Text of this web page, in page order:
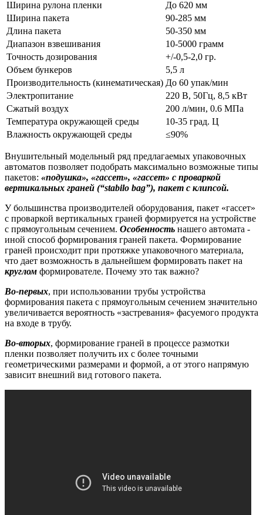
Ширина рулона пленки
До 620 мм
Ширина пакета
90-285 мм
Длина пакета
50-350 мм
Диапазон взвешивания
10-5000 грамм
Точность дозирования
+/-0,5-2,0 гр.
Объем бункеров
5,5 л
Производительность (кинематическая) До 60 упак/мин
Электропитание
220 В, 50Гц, 8,5 кВт
Сжатый воздух
200 л/мин, 0.6 МПа
Температура окружающей среды
10-35 град. Ц
Влажность окружающей среды
≤90%
Внушительный модельный ряд предлагаемых упаковочных
автоматов позволяет подобрать максимально возможные типы
пакетов: «подушка», «гассет», «гассет» с проваркой
вертикальных граней (“stabilo bag”), пакет с клипсой.
У большинства производителей оборудования, пакет «гассет»
с проваркой вертикальных граней формируется на устройстве
с прямоугольным сечением. Особенность нашего автомата -
иной способ формирования граней пакета. Формирование
граней происходит при протяжке упаковочного материала,
что дает возможность в дальнейшем формировать пакет на
круглом формирователе. Почему это так важно?
Во-первых, при использовании трубы устройства
формирования пакета с прямоугольным сечением значительно
увеличивается вероятность «застревания» фасуемого продукта
на входе в трубу.
Во-вторых, формирование граней в процессе размотки
пленки позволяет получить их с более точными
геометрическими размерами и формой, а от этого напрямую
зависит внешний вид готового пакета.